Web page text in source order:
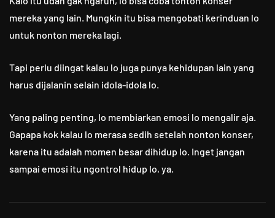
mereka yang lain. Mungkin itu bisa mengobati kerinduan lo
untuk nonton mereka lagi.
Tapi perlu diingat kalau lo juga punya kehidupan lain yang
harus dijalanin selain idola-idola lo.
Yang paling penting, lo membiarkan emosi lo mengalir aja.
Gapapa kok kalau lo merasa sedih setelah nonton konser,
karena itu adalah momen besar dihidup lo. Inget jangan
sampai emosi itu ngontrol hidup lo, ya.